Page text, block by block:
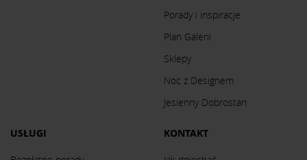
Porady i inspiracje
Plan Galerii
Sklepy
Noc z Designem
Jesienny Dobrostan
USŁUGI KONTAKT